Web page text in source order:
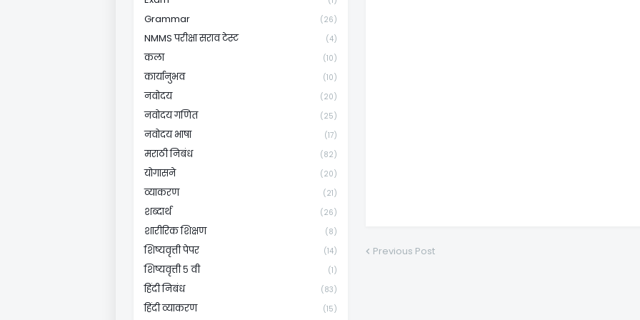
Previous Post
Grammar (26)
NMMS परीक्षा सराव टेस्ट (4)
कला (10)
कार्यानुभव (10)
नवोदय (20)
नवोदय गणित (25)
नवोदय भाषा (17)
मराठी निबंध (82)
योगासने (20)
व्याकरण (21)
शब्दार्थ (26)
शारीरिक शिक्षण (8)
शिष्यवृत्ती पेपर (14)
शिष्यवृत्ती ५ वी (1)
हिंदी निबंध (83)
हिंदी व्याकरण (15)